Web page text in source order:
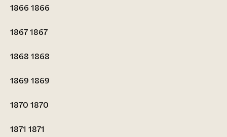
1866 1866
18671867
1868 1868
1869 1869
1870 1870
1871 1871